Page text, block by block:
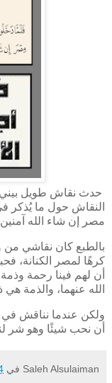
حدث نقاش طويل
النقاش حول ما يُذكر
مصر إن شاء الله
بالطبع كان نقاشي من
كرهًا لمصر الكنانة،
أن لهم فينا رحمة
الله عنهما، والذمة
ولكن عندما نناقش في
أن نحب شيئًا وهو شر
Saleh Alsulaiman في